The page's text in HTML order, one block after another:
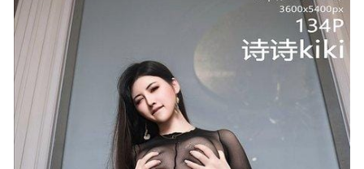
[微密圈]李嘉欣 –写真呢合集[1287P45V-2.3GB]
2022-11-14
奈汐酱nice – NO.103 拾翠 [90P1V-2.1GB] 2026-07-01
ROSI写真 – 2015.07.31 NO.1331[18+1P9.9M]
2022-11-07
[Xiuren秀人网]2024.06.14 NO.8708 豆瓣酱[104+1P/1.00GB]
2025-02-28
[微密圈]美邵女baby – 情趣开档油亮袜[64P-199M]
2024-07-